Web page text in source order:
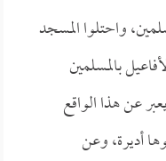
واحتلوا المسجد
بالمسلمين
عن هذا الواقع
أديرة، وعن